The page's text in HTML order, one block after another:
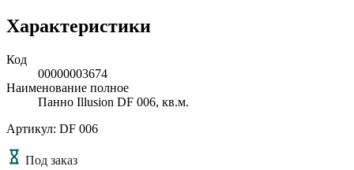
Характеристики
Код
00000003674
Наименование полное
Панно Illusion DF 006, кв.м.
Артикул: DF 006
Под заказ